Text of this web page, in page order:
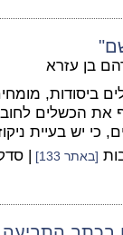
בן עזרא
ביסודות,
הכשלים לחובת
יש בעיית
[באתר 133] |